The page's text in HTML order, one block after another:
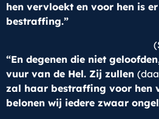
hen vervloekt en voor hen is
bestraffing.”
“En degenen die niet
vuur van de Hel. Zij zullen
zal haar bestraffing voor hen
belonen wij iedere zwaar